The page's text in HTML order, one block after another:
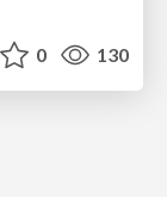
0 130